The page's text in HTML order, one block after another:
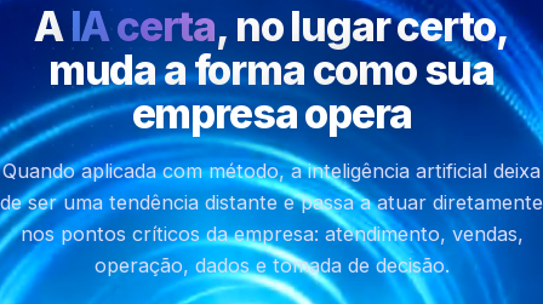
AIA certa, no lugar certo,
muda a forma como sua
empresa opera
Quando aplicada com método, a inteligência artificial deixa
de ser uma tendência distante e passa a atuar diretamente
nos pontos críticos da empresa: atendimento, vendas,
operação, dados e tomada de decisão.